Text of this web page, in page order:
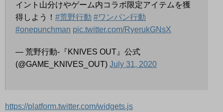
イント山分けやゲーム内コラボ限定アイテムを獲
得しよう！ #荒野行動 #ワンパン行動
#onepunchman pic.twitter.com/RyerukGNsX
— 荒野行動-『KNIVES OUT』公式
(@GAME_KNIVES_OUT) July 31, 2020
https://platform.twitter.com/widgets.js